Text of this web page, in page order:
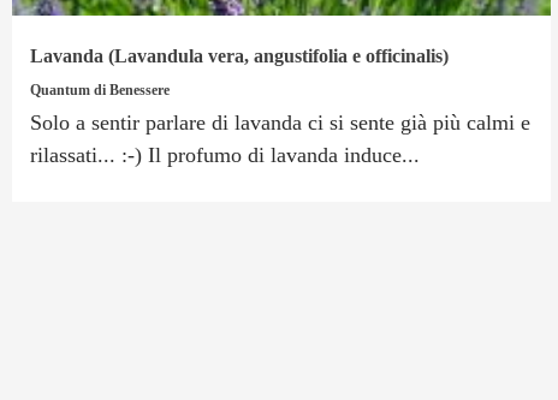
Lavanda (Lavandula vera, angustifolia e officinalis)
Quantum di Benessere
Solo a sentir parlare di lavanda ci si sente già più calmi e
rilassati... :-) Il profumo di lavanda induce...